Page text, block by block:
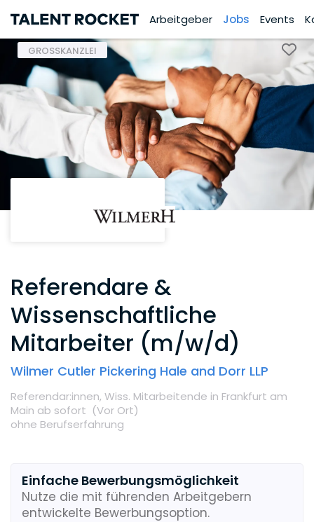
Arbeitgeber Jobs Events
GROSSKANZLEI
Referendare &
Wissenschaftliche
Mitarbeiter (m/w/d)
Wilmer Cutler Pickering Hale and Dorr LLP
Referendar:innen,Wiss. Mitarbeitende in Frankfurt am
Main ab sofort (Vor Ort)
ohne Berufserfahrung
Einfache Bewerbungsmöglichkeit
Nutze die mit führenden Arbeitgebern
entwickelte Bewerbungsoption.